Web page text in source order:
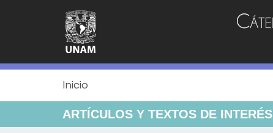
Inicio
ARTÍCULOS Y TEXTOS DE INTERÉS